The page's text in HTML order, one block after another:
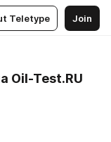
Teletype Join
Oil-Test.RU